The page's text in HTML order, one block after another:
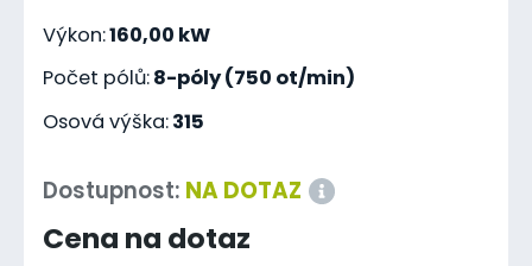
Výkon:160,00 kW
Počet pólů:8-póly (750 ot/min)
Osová výška:315
Dostupnost: NA DOTAZ
Cena na dotaz